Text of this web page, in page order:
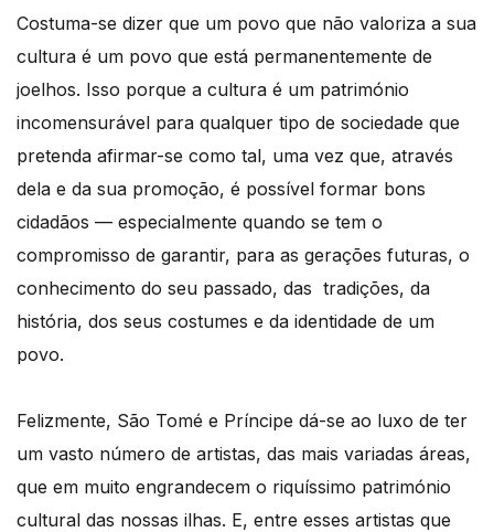
Costuma-se dizer que um povo que não valoriza a sua
cultura é um povo que está permanentemente de
joelhos. Isso porque a cultura é um património
incomensurável para qualquer tipo de sociedade que
pretenda afirmar-se como tal, uma vez que, através
dela e da sua promoção, é possível formar bons
cidadãos — especialmente quando se tem o
compromisso de garantir, para as gerações futuras, o
conhecimento do seu passado, das tradições, da
história, dos seus costumes e da identidade de um
povo.
Felizmente, São Tomé e Príncipe dá-se ao luxo de ter
um vasto número de artistas, das mais variadas áreas,
que em muito engrandecem o riquíssimo património
cultural das nossas ilhas. E, entre esses artistas que